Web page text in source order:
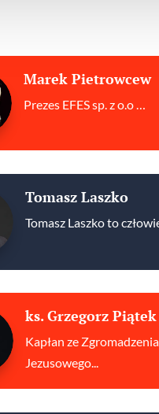
Marek Pietrowcew
Prezes EFES sp. z o.o …
Tomasz Laszko
Tomasz Laszko to
ks. Grzegorz Piątek
Kapłan ze
Jezusowego...